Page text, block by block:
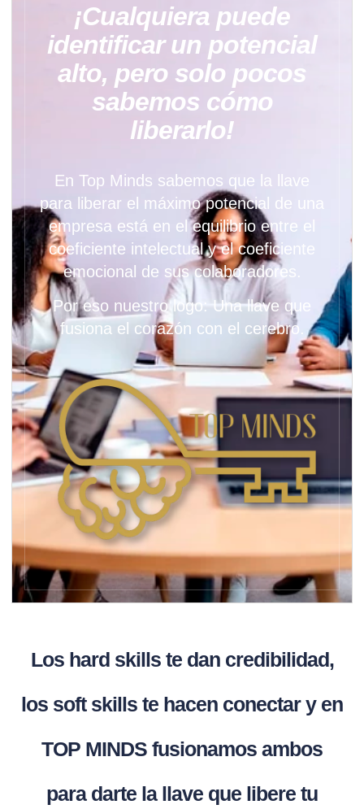
¡Cualquiera puede
identificar un potencial
alto, pero solo pocos
sabemos cómo
liberarlo!
En Top Minds sabemos que la llave
para liberar el máximo potencial de una
empresa está en el equilibrio entre el
coeficiente intelectual y el coeficiente
emocional de sus colaboradores.
Por eso nuestro logo: Una llave que
fusiona el corazón con el cerebro.
Los hard skills te dan credibilidad,
los soft skills te hacen conectar y en
TOP MINDS fusionamos ambos
para darte la llave que libere tu